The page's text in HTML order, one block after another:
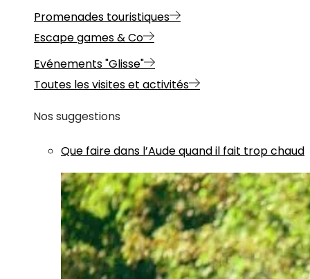
Promenades touristiques
Escape games & Co
Evénements "Glisse"
Toutes les visites et activités
Nos suggestions
Que faire dans l’Aude quand il fait trop chaud